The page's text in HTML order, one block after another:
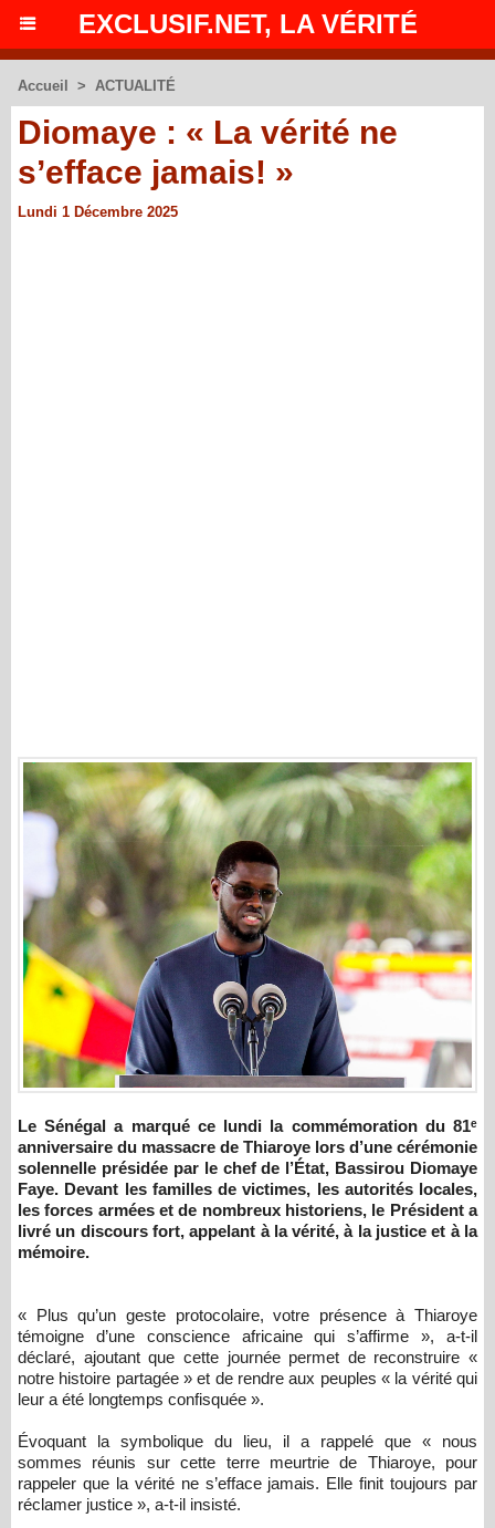
EXCLUSIF.NET, LA VÉRITÉ
Accueil > ACTUALITÉ
Diomaye : « La vérité ne
s’efface jamais! »
Lundi 1 Décembre 2025
Le Sénégal a marqué ce lundi la commémoration du 81ᵉ
anniversaire du massacre de Thiaroye lors d’une cérémonie
solennelle présidée par le chef de l’État, Bassirou Diomaye
Faye. Devant les familles de victimes, les autorités locales,
les forces armées et de nombreux historiens, le Président a
livré un discours fort, appelant à la vérité, à la justice et à la
mémoire.
« Plus qu’un geste protocolaire, votre présence à Thiaroye
témoigne d’une conscience africaine qui s’affirme », a-t-il
déclaré, ajoutant que cette journée permet de reconstruire «
notre histoire partagée » et de rendre aux peuples « la vérité qui
leur a été longtemps confisquée ».
Évoquant la symbolique du lieu, il a rappelé que « nous
sommes réunis sur cette terre meurtrie de Thiaroye, pour
rappeler que la vérité ne s’efface jamais. Elle finit toujours par
réclamer justice », a-t-il insisté.